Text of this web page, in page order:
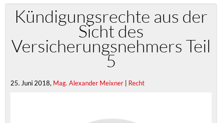
Kündigungsrechte aus der
Sicht des
Versicherungsnehmers Teil
5
25. Juni 2018, Mag. Alexander Meixner | Recht